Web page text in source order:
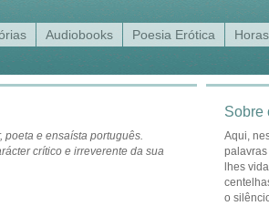
Audiobooks Poesia Erótica
poeta e ensaísta português.
crítico e irreverente da sua
Sobre
Aqui,
lhes
o